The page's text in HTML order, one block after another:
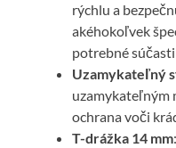
rýchlu a
akéhokoľvek
potrebné
Uzamykateľný
uzamykateľným
ochrana voči
T-drážka 14 mm